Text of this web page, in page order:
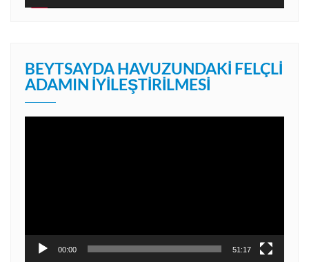
BEYTSAYDA HAVUZUNDAKI FELÇLI
ADAMIN İYILEŞTIRILMESI
00:00 51:17